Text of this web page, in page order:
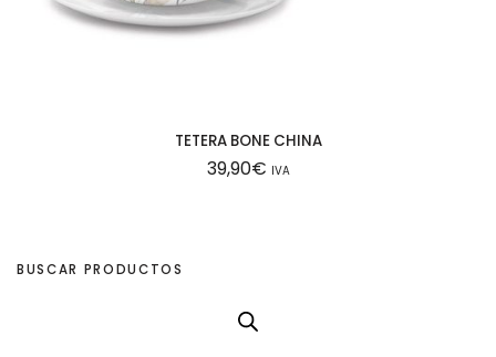
TETERA BONE CHINA
39,90€ IVA
BUSCAR PRODUCTOS